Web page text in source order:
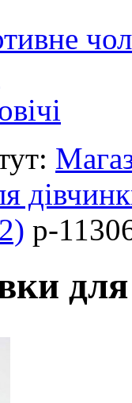
p-